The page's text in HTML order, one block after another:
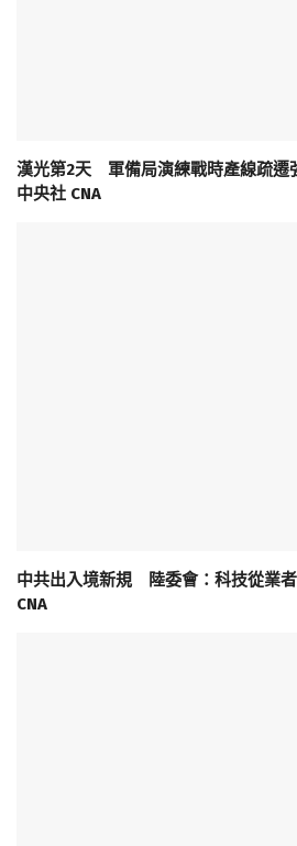
漢光第2天 軍備局演練戰時產線疏遷
中央社 CNA
中共出入境新規 陸委會：科技從業
CNA